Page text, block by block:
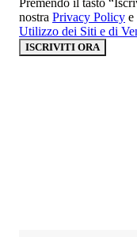
nostra Privacy Policy e
Utilizzo dei Siti e di
ISCRIVITI ORA